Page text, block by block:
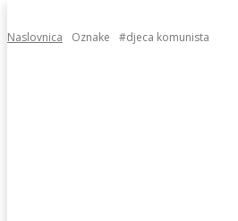
Naslovnica Oznake #djeca komunista